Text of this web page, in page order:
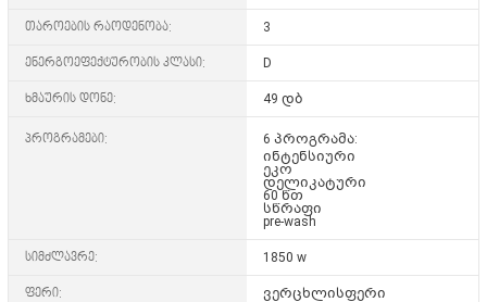
თაროების რაოდენობა: 3
ენერგოეფექტურობის კლასი: D
ხმაურის დონე: 49 დბ
პროგრამები:
6 პროგრამა:
ინტენსიური
ეკო
დელიკატური
60 წთ
სწრაფი
pre-wash
სიმძლავრე: 1850 w
ფერი: ვერცხლისფერი